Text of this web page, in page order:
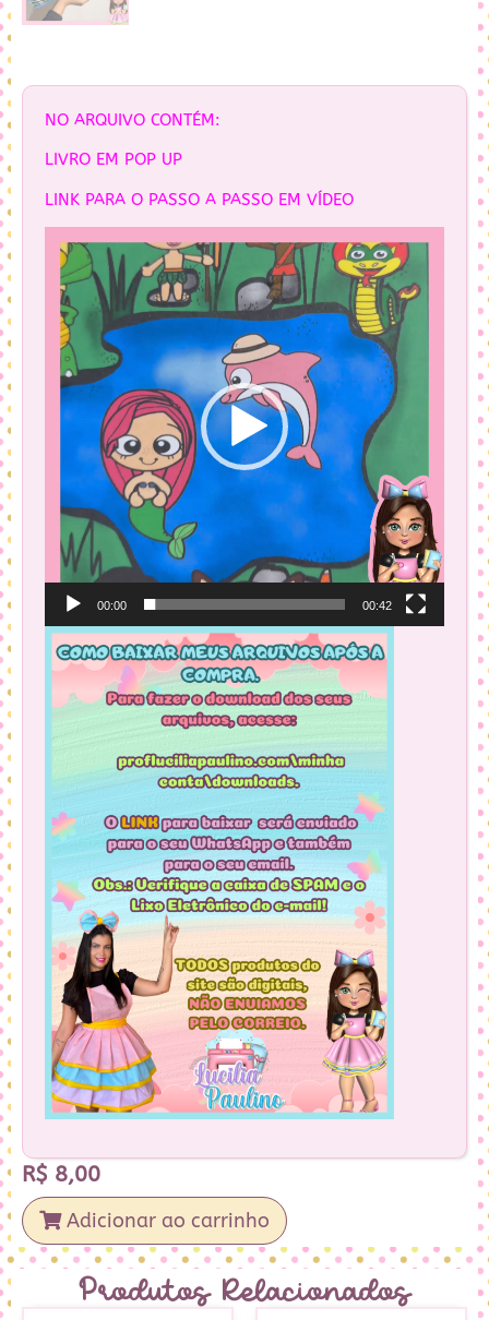
NO ARQUIVO CONTÉM:
LIVRO EM POP UP
LINK PARA O PASSO A PASSO EM VÍDEO
Tocador
de
vídeo
00:00 00:42
R$ 8,00
Adicionar ao carrinho
Produtos Relacionados